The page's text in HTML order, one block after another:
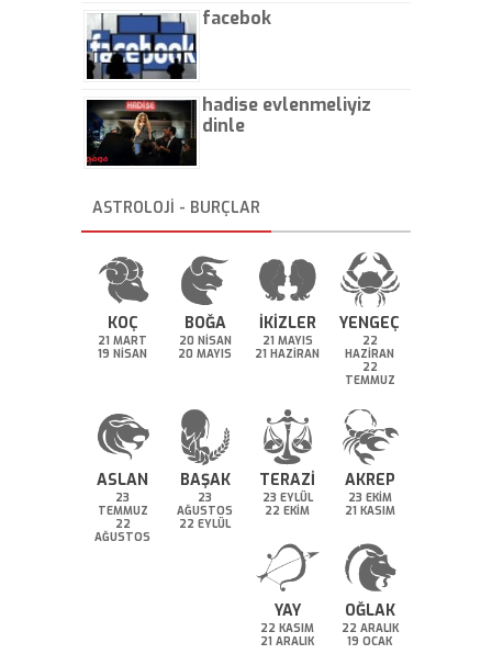
facebok
hadise evlenmeliyiz
dinle
ASTROLOJİ - BURÇLAR
KOÇ
21 MART
19 NİSAN
BOĞA
20 NİSAN
20 MAYIS
İKİZLER
21 MAYIS
21 HAZİRAN
YENGEÇ
22
HAZİRAN
22
TEMMUZ
ASLAN
23
TEMMUZ
22
AĞUSTOS
BAŞAK
23
AĞUSTOS
22 EYLÜL
TERAZİ
23 EYLÜL
22 EKİM
AKREP
23 EKİM
21 KASIM
YAY
22 KASIM
21 ARALIK
OĞLAK
22 ARALIK
19 OCAK